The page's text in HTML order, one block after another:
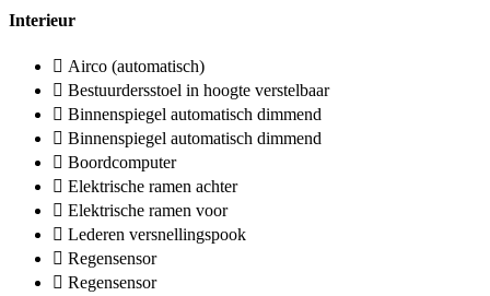
Interieur
Airco (automatisch)
Bestuurdersstoel in hoogte verstelbaar
Binnenspiegel automatisch dimmend
Binnenspiegel automatisch dimmend
Boordcomputer
Elektrische ramen achter
Elektrische ramen voor
Lederen versnellingspook
Regensensor
Regensensor